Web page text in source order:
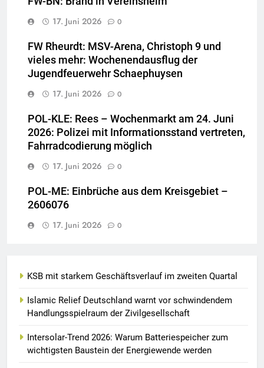
17. Juni 2026
0
FW Rheurdt: MSV-Arena, Christoph 9 und
vieles mehr: Wochenendausflug der
Jugendfeuerwehr Schaephuysen
17. Juni 2026
0
POL-KLE: Rees – Wochenmarkt am 24. Juni
2026: Polizei mit Informationsstand vertreten,
Fahrradcodierung möglich
17. Juni 2026
0
POL-ME: Einbrüche aus dem Kreisgebiet –
2606076
17. Juni 2026
0
KSB mit starkem Geschäftsverlauf im zweiten Quartal
Islamic Relief Deutschland warnt vor schwindendem
Handlungsspielraum der Zivilgesellschaft
Intersolar-Trend 2026: Warum Batteriespeicher zum
wichtigsten Baustein der Energiewende werden